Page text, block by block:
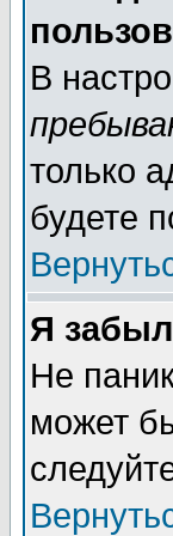
В
только
будете
Я
Не
может